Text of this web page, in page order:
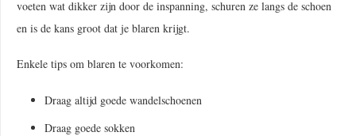
voeten wat dikker zijn door de inspanning, schuren ze langs de schoen
en is de kans groot dat je blaren krijgt.
Enkele tips om blaren te voorkomen:
Draag altijd goede wandelschoenen
Draag goede sokken